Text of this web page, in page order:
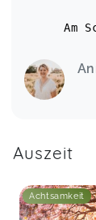
Am
Auszeit
Achtsamkeit